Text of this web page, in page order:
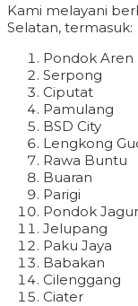
Kami melayani
Selatan, termasuk:
Pondok Aren
Serpong
Ciputat
Pamulang
BSD City
Lengkong
Rawa Buntu
Buaran
Parigi
Pondok
Jelupang
Paku Jaya
Babakan
Cilenggang
Ciater